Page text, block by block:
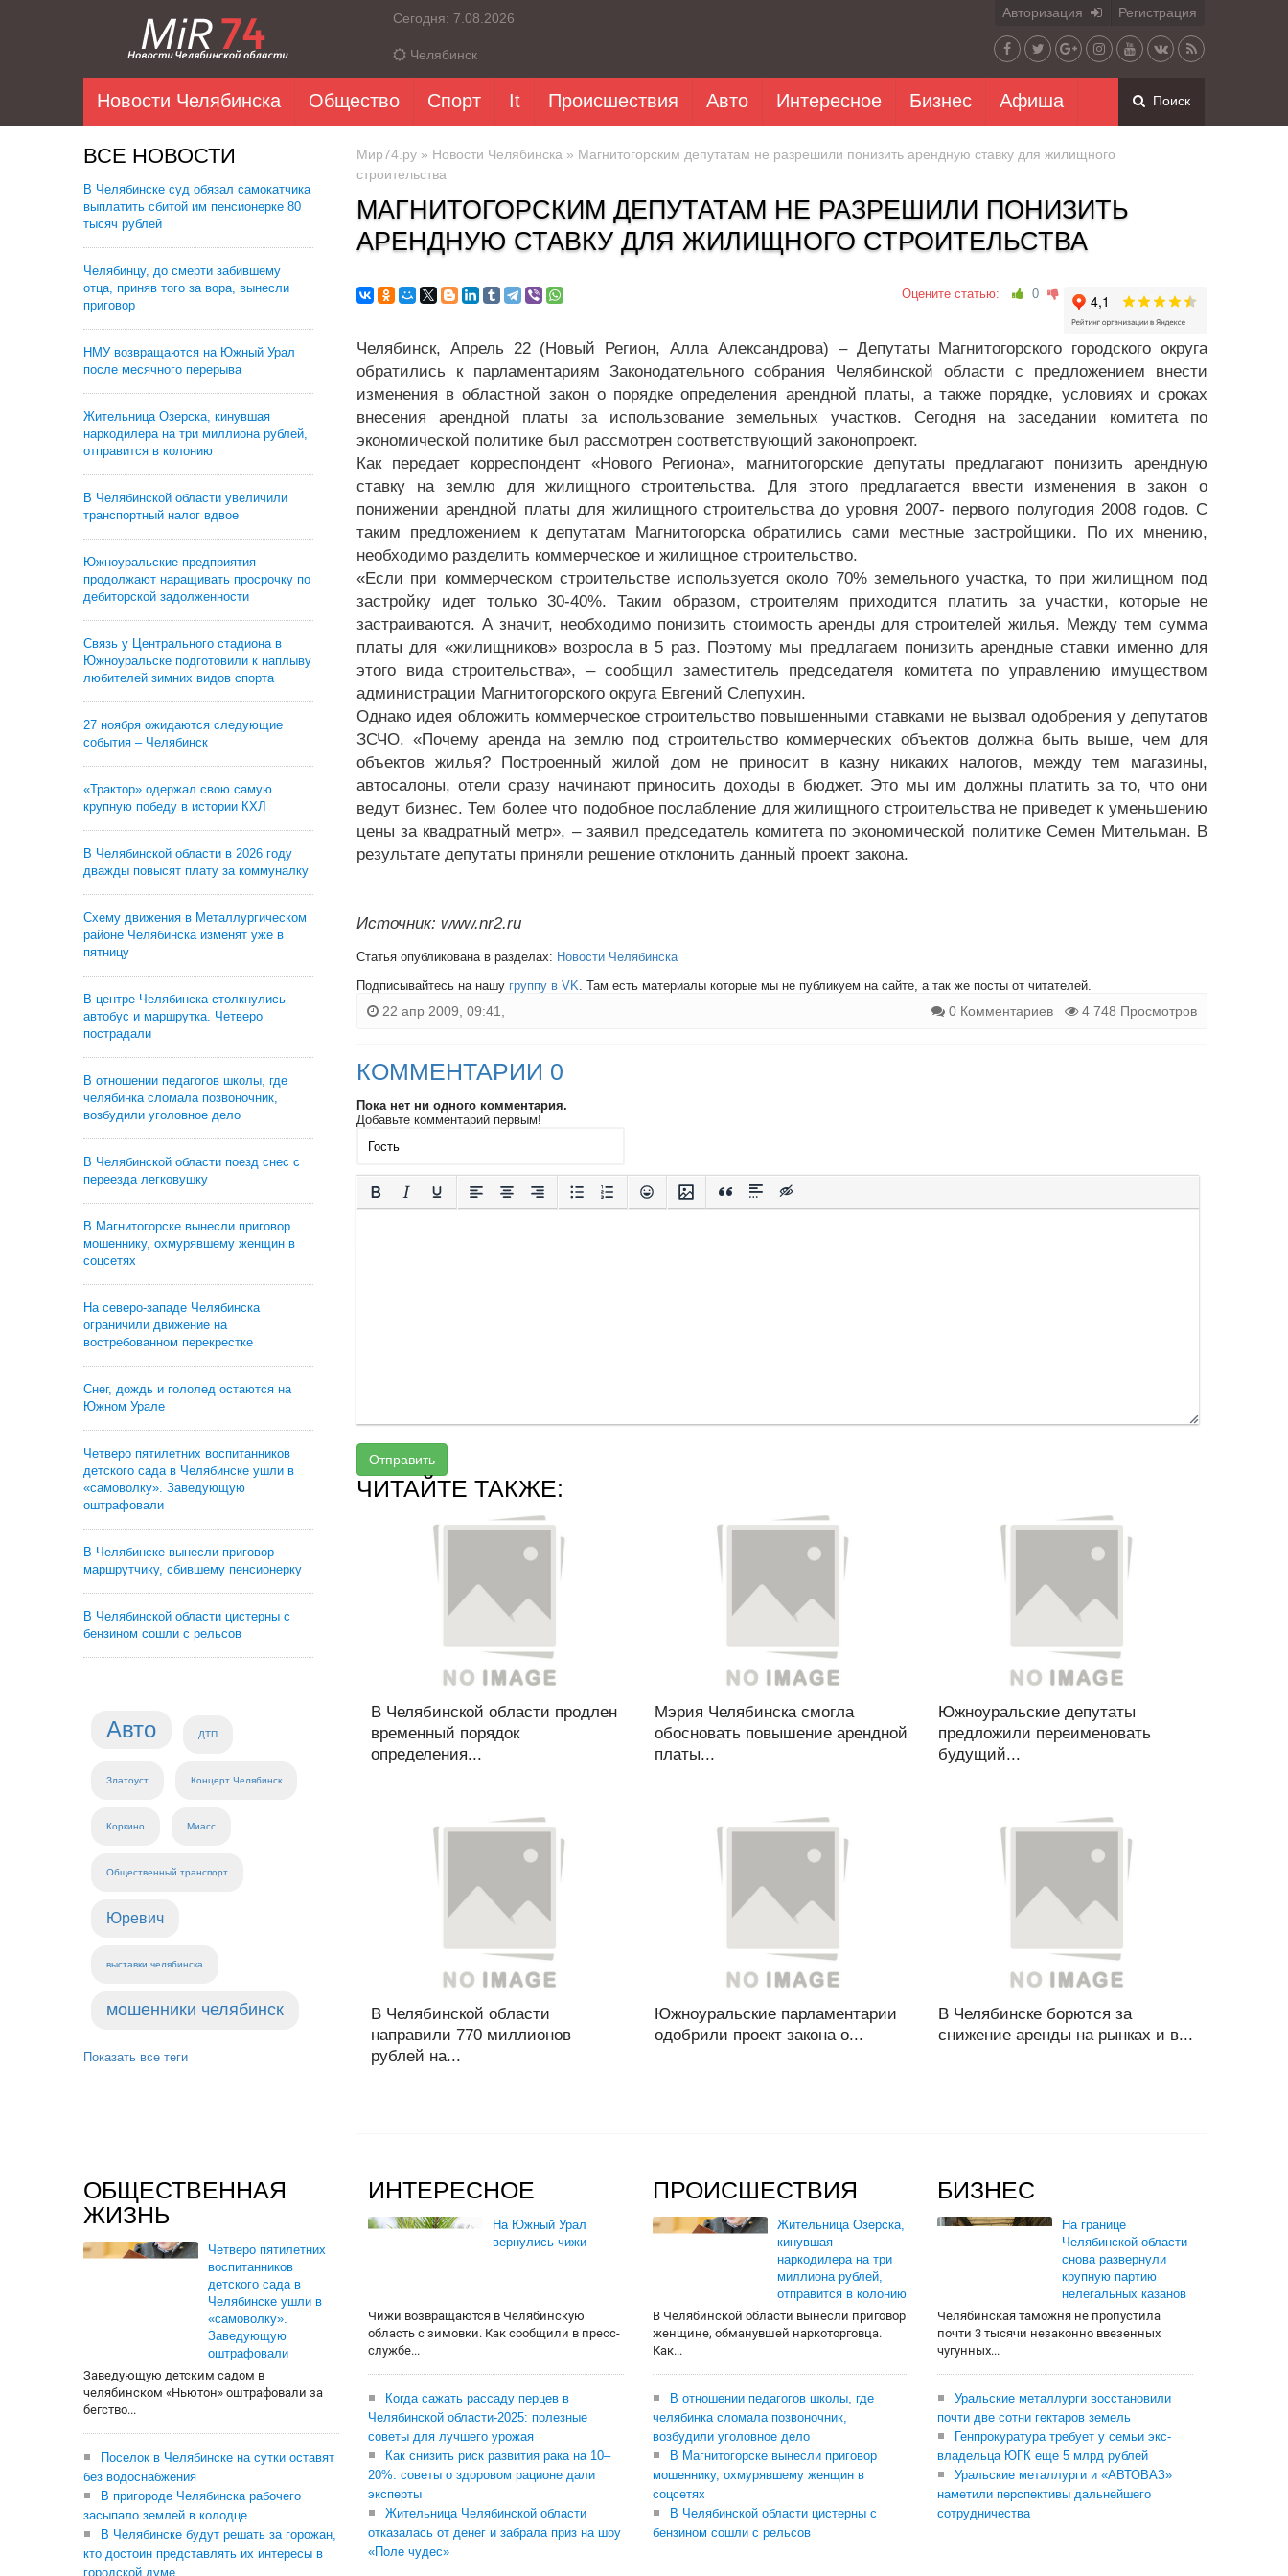
Сегодня: 7.08.2026
Челябинск
Авторизация Регистрация
Новости Челябинска Общество Спорт It Происшествия Авто Интересное Бизнес Афиша Поиск
ВСЕ НОВОСТИ
В Челябинске суд обязал самокатчика
выплатить сбитой им пенсионерке 80
тысяч рублей
Челябинцу, до смерти забившему
отца, приняв того за вора, вынесли
приговор
НМУ возвращаются на Южный Урал
после месячного перерыва
Жительница Озерска, кинувшая
наркодилера на три миллиона рублей,
отправится в колонию
В Челябинской области увеличили
транспортный налог вдвое
Южноуральские предприятия
продолжают наращивать просрочку по
дебиторской задолженности
Связь у Центрального стадиона в
Южноуральске подготовили к наплыву
любителей зимних видов спорта
27 ноября ожидаются следующие
события – Челябинск
«Трактор» одержал свою самую
крупную победу в истории КХЛ
В Челябинской области в 2026 году
дважды повысят плату за коммуналку
Схему движения в Металлургическом
районе Челябинска изменят уже в
пятницу
В центре Челябинска столкнулись
автобус и маршрутка. Четверо
пострадали
В отношении педагогов школы, где
челябинка сломала позвоночник,
возбудили уголовное дело
В Челябинской области поезд снес с
переезда легковушку
В Магнитогорске вынесли приговор
мошеннику, охмурявшему женщин в
соцсетях
На северо-западе Челябинска
ограничили движение на
востребованном перекрестке
Снег, дождь и гололед остаются на
Южном Урале
Четверо пятилетних воспитанников
детского сада в Челябинске ушли в
«самоволку». Заведующую
оштрафовали
В Челябинске вынесли приговор
маршрутчику, сбившему пенсионерку
В Челябинской области цистерны с
бензином сошли с рельсов
Авто ДТП
Златоуст Концерт Челябинск
Коркино Миасс
Общественный транспорт
Юревич
выставки челябинска
мошенники челябинск
Показать все теги
Мир74.ру » Новости Челябинска » Магнитогорским депутатам не разрешили понизить арендную ставку для жилищного
строительства
МАГНИТОГОРСКИМ ДЕПУТАТАМ НЕ РАЗРЕШИЛИ ПОНИЗИТЬ
АРЕНДНУЮ СТАВКУ ДЛЯ ЖИЛИЩНОГО СТРОИТЕЛЬСТВА
Оцените статью: 0
Челябинск, Апрель 22 (Новый Регион, Алла Александрова) – Депутаты Магнитогорского городского округа
обратились к парламентариям Законодательного собрания Челябинской области с предложением внести
изменения в областной закон о порядке определения арендной платы, а также порядке, условиях и сроках
внесения арендной платы за использование земельных участков. Сегодня на заседании комитета по
экономической политике был рассмотрен соответствующий законопроект.
Как передает корреспондент «Нового Региона», магнитогорские депутаты предлагают понизить арендную
ставку на землю для жилищного строительства. Для этого предлагается ввести изменения в закон о
понижении арендной платы для жилищного строительства до уровня 2007- первого полугодия 2008 годов. С
таким предложением к депутатам Магнитогорска обратились сами местные застройщики. По их мнению,
необходимо разделить коммерческое и жилищное строительство.
«Если при коммерческом строительстве используется около 70% земельного участка, то при жилищном под
застройку идет только 30-40%. Таким образом, строителям приходится платить за участки, которые не
застраиваются. А значит, необходимо понизить стоимость аренды для строителей жилья. Между тем сумма
платы для «жилищников» возросла в 5 раз. Поэтому мы предлагаем понизить арендные ставки именно для
этого вида строительства», – сообщил заместитель председателя комитета по управлению имуществом
администрации Магнитогорского округа Евгений Слепухин.
Однако идея обложить коммерческое строительство повышенными ставками не вызвал одобрения у депутатов
ЗСЧО. «Почему аренда на землю под строительство коммерческих объектов должна быть выше, чем для
объектов жилья? Построенный жилой дом не приносит в казну никаких налогов, между тем магазины,
автосалоны, отели сразу начинают приносить доходы в бюджет. Это мы им должны платить за то, что они
ведут бизнес. Тем более что подобное послабление для жилищного строительства не приведет к уменьшению
цены за квадратный метр», – заявил председатель комитета по экономической политике Семен Мительман. В
результате депутаты приняли решение отклонить данный проект закона.
Источник: www.nr2.ru
Статья опубликована в разделах: Новости Челябинска
Подписывайтесь на нашу группу в VK. Там есть материалы которые мы не публикуем на сайте, а так же посты от читателей.
22 апр 2009, 09:41, 0 Комментариев 4 748 Просмотров
КОММЕНТАРИИ 0
Пока нет ни одного комментария.
Добавьте комментарий первым!
Отправить
ЧИТАЙТЕ ТАКЖЕ:
В Челябинской области продлен
временный порядок
определения...
Мэрия Челябинска смогла
обосновать повышение арендной
платы...
Южноуральские депутаты
предложили переименовать
будущий...
В Челябинской области
направили 770 миллионов
рублей на...
Южноуральские парламентарии
одобрили проект закона о...
В Челябинске борются за
снижение аренды на рынках и в...
ОБЩЕСТВЕННАЯ
ЖИЗНЬ
Четверо пятилетних
воспитанников
детского сада в
Челябинске ушли в
«самоволку».
Заведующую
оштрафовали
Заведующую детским садом в
челябинском «Ньютон» оштрафовали за
бегство...
Поселок в Челябинске на сутки оставят
без водоснабжения
В пригороде Челябинска рабочего
засыпало землей в колодце
В Челябинске будут решать за горожан,
кто достоин представлять их интересы в
городской думе
ИНТЕРЕСНОЕ
На Южный Урал
вернулись чижи
Чижи возвращаются в Челябинскую
область с зимовки. Как сообщили в пресс-
службе...
Когда сажать рассаду перцев в
Челябинской области-2025: полезные
советы для лучшего урожая
Как снизить риск развития рака на 10–
20%: советы о здоровом рационе дали
эксперты
Жительница Челябинской области
отказалась от денег и забрала приз на шоу
«Поле чудес»
ПРОИСШЕСТВИЯ
Жительница Озерска,
кинувшая
наркодилера на три
миллиона рублей,
отправится в колонию
В Челябинской области вынесли приговор
женщине, обманувшей наркоторговца.
Как...
В отношении педагогов школы, где
челябинка сломала позвоночник,
возбудили уголовное дело
В Магнитогорске вынесли приговор
мошеннику, охмурявшему женщин в
соцсетях
В Челябинской области цистерны с
бензином сошли с рельсов
БИЗНЕС
На границе
Челябинской области
снова развернули
крупную партию
нелегальных казанов
Челябинская таможня не пропустила
почти 3 тысячи незаконно ввезенных
чугунных...
Уральские металлурги восстановили
почти две сотни гектаров земель
Генпрокуратура требует у семьи экс-
владельца ЮГК еще 5 млрд рублей
Уральские металлурги и «АВТОВАЗ»
наметили перспективы дальнейшего
сотрудничества